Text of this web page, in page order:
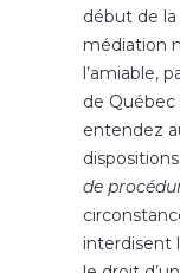
début de la
médiation
l’amiable,
de Québec
entendez
de
interdisent